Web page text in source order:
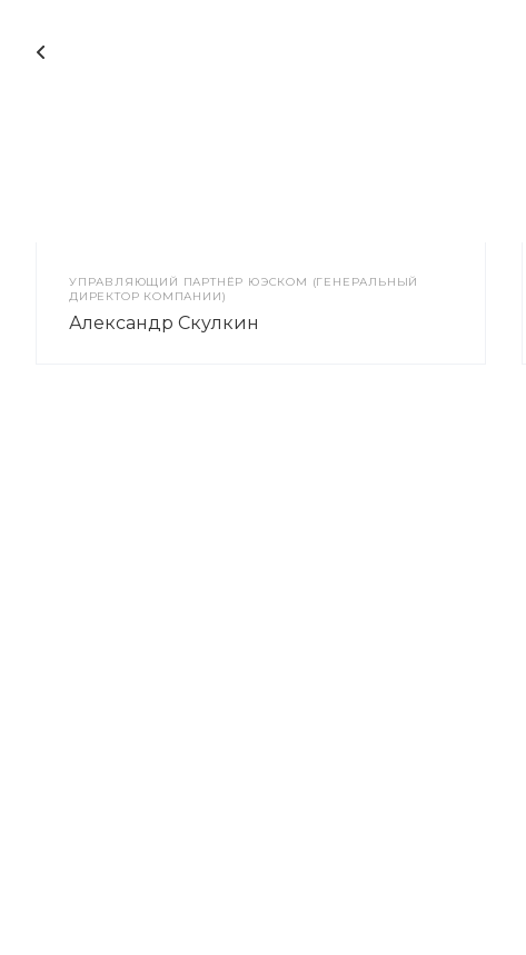
УПРАВЛЯЮЩИЙ ПАРТНЁР ЮЭСКОМ (ГЕНЕРАЛЬНЫЙ
ДИРЕКТОР КОМПАНИИ)
Александр Скулкин